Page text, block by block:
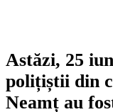
Astăzi, 25
polițiștii din
Neamț au